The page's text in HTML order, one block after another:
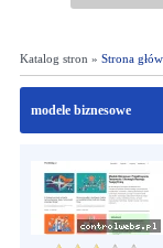
Katalog stron » Strona
modele biznesowe